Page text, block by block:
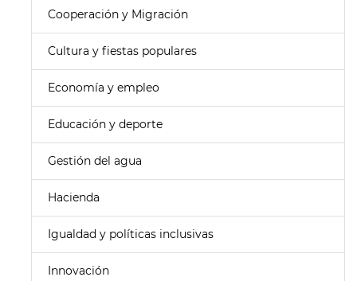
Cooperación y Migración
Cultura y fiestas populares
Economía y empleo
Educación y deporte
Gestión del agua
Hacienda
Igualdad y políticas inclusivas
Innovación